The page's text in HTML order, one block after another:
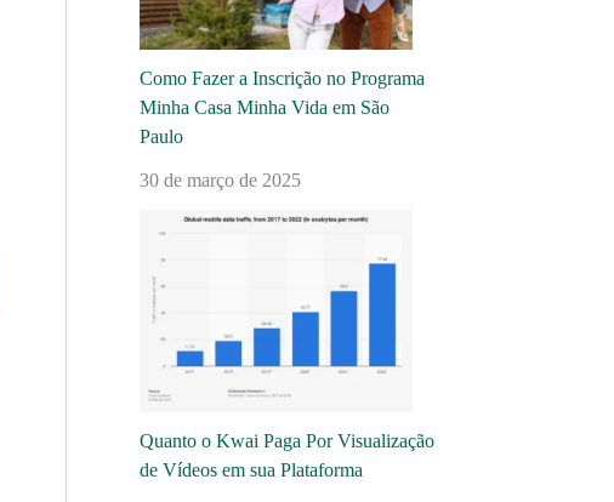
Como Fazer a Inscrição no Programa
Minha Casa Minha Vida em São
Paulo
30 de março de 2025
Quanto o Kwai Paga Por Visualização
de Vídeos em sua Plataforma